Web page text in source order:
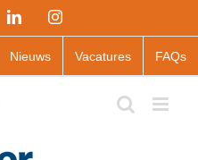
LinkedInInstagram
Nieuws Vacatures FAQs